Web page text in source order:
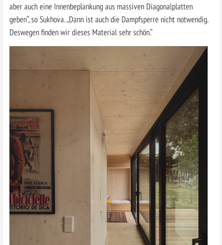
aber auch eine Innenbeplankung aus massiven Diagonalplatten
geben“, so Sukhova. „Dann ist auch die Dampfsperre nicht notwendig.
Deswegen finden wir dieses Material sehr schön.“